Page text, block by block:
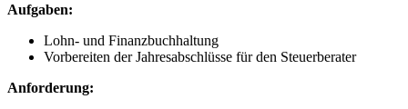
Aufgaben:
Lohn- und Finanzbuchhaltung
Vorbereiten der Jahresabschlüsse für den Steuerberater
Anforderung: